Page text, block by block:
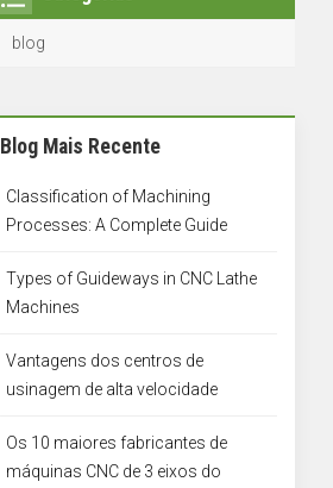
blog
Blog Mais Recente
Classification of Machining
Processes: A Complete Guide
Types of Guideways in CNC Lathe
Machines
Vantagens dos centros de
usinagem de alta velocidade
Os 10 maiores fabricantes de
máquinas CNC de 3 eixos do